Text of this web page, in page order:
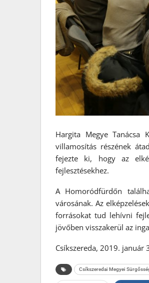
Hargita Megye Tanácsa
villamosítás részének
fejezte ki, hogy az
fejlesztésekhez.
A Homoródfürdőn
városának. Az
forrásokat tud lehívni
jövőben visszakerül az
Csíkszereda, 2019. január
Csíkszeredai Megyei